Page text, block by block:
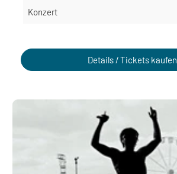
Konzert
Details / Tickets kaufen